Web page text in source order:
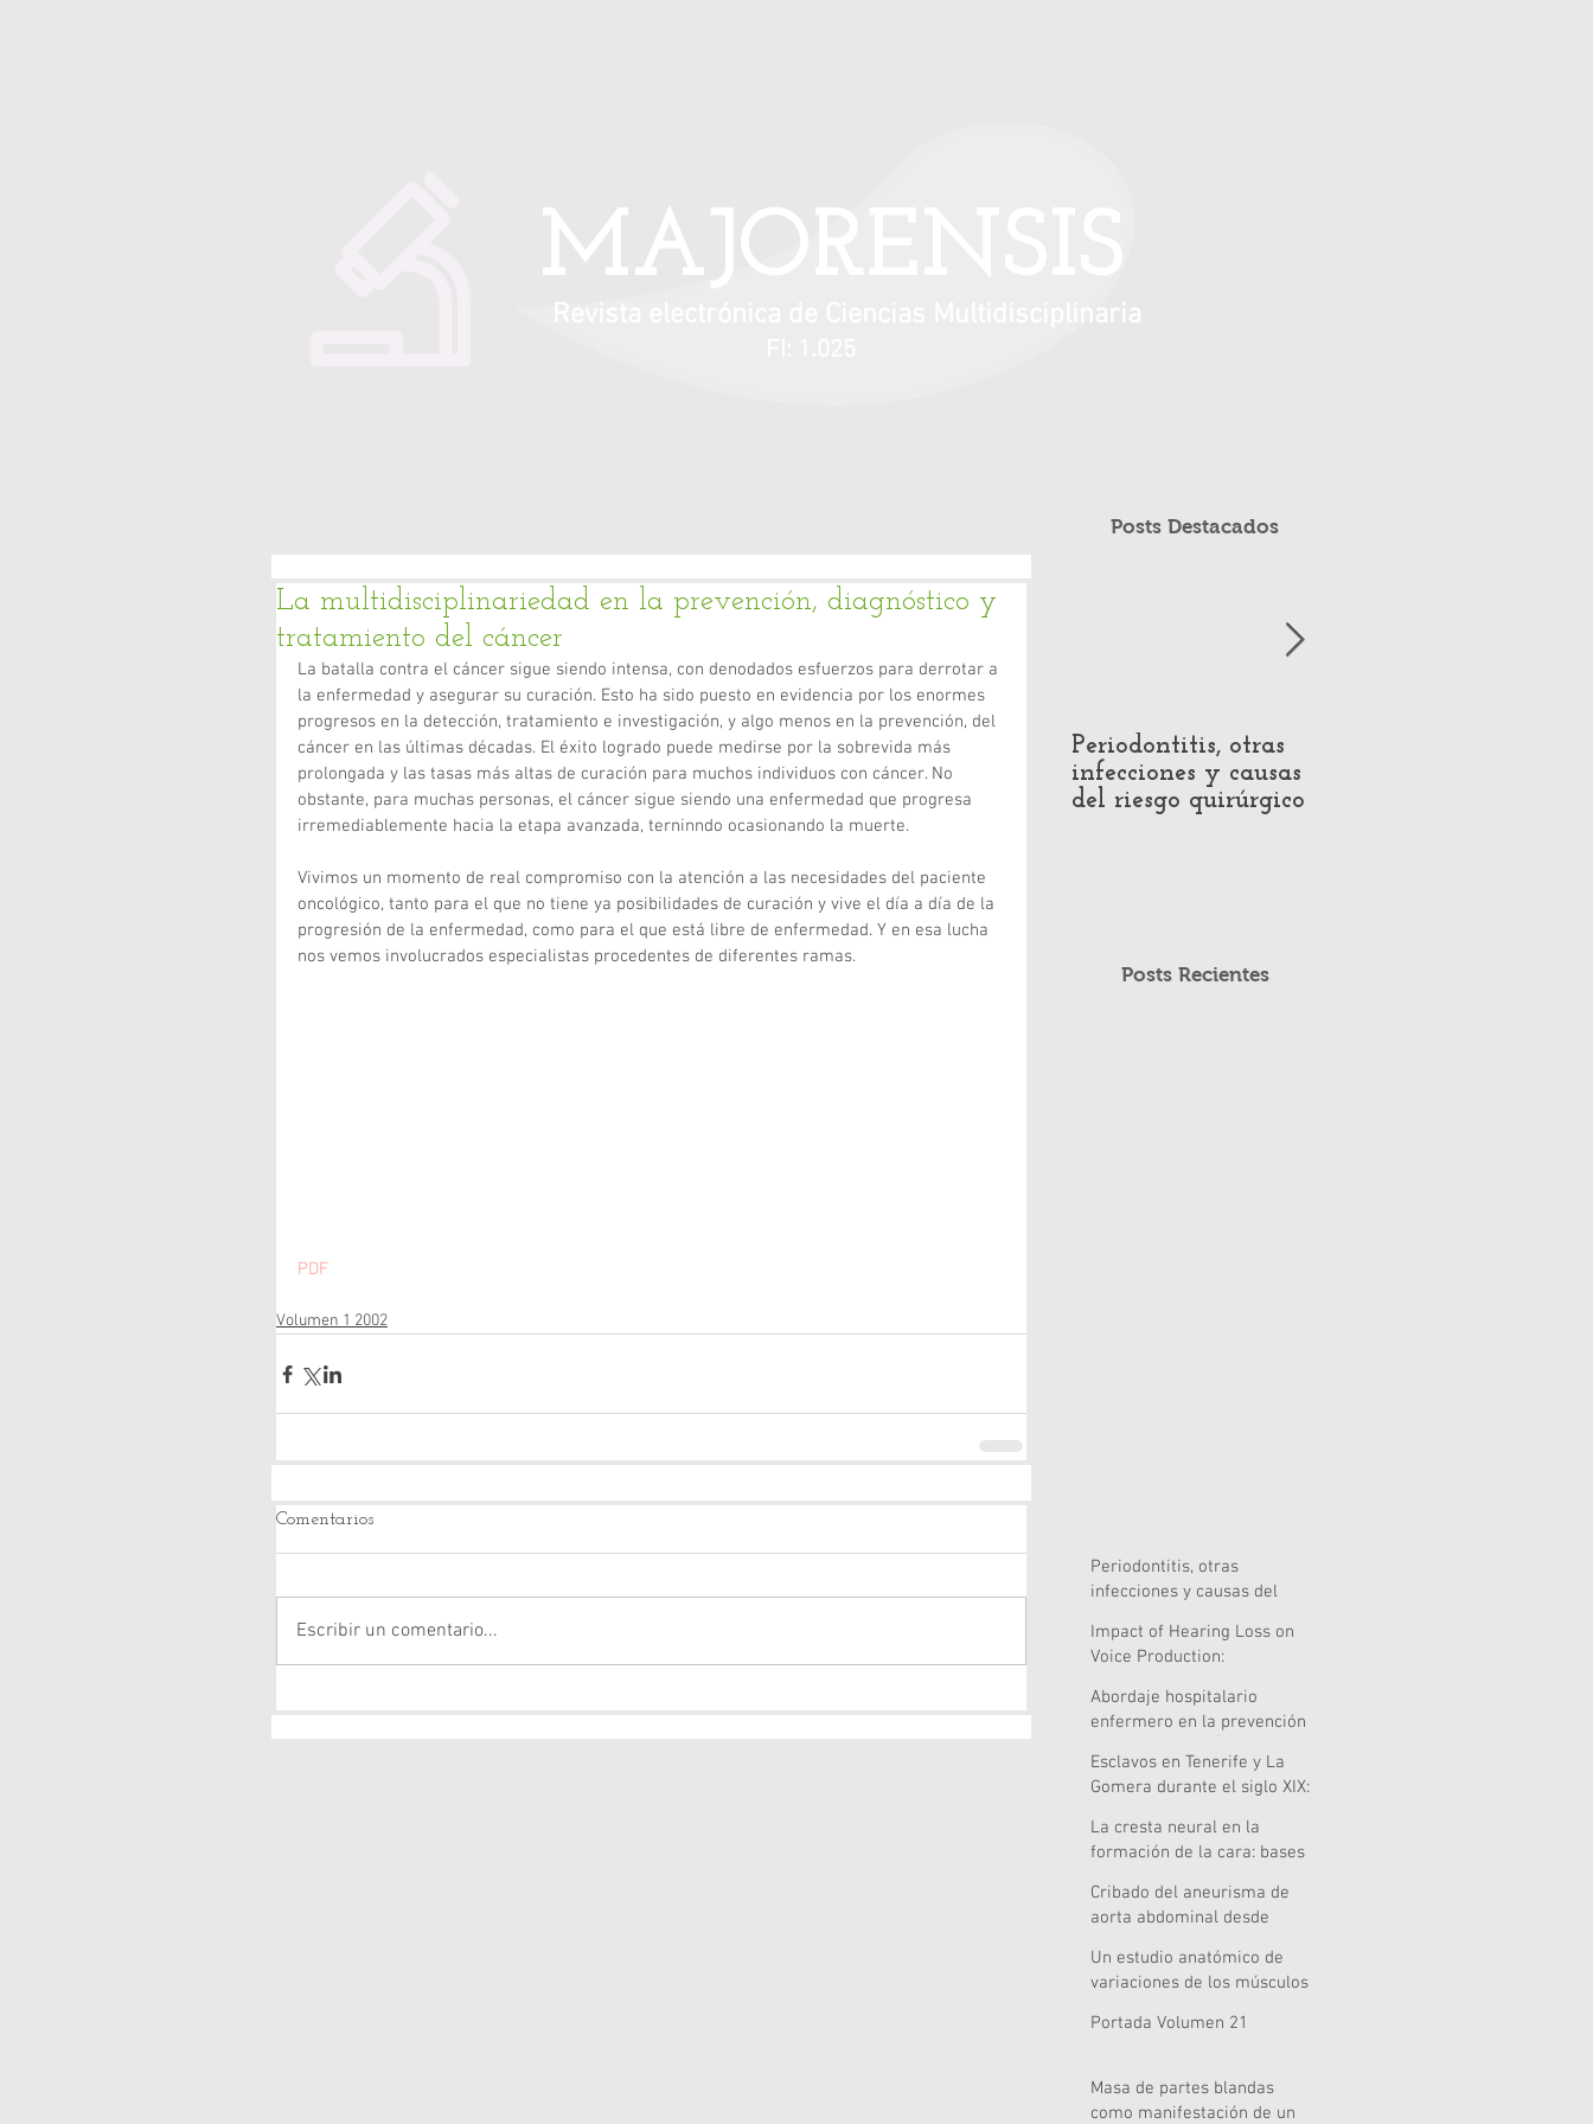
MAJORENSIS
Revista electrónica de Ciencias Multidisciplinaria
Posts Destacados
La multidisciplinariedad en la prevención, diagnóstico y
tratamiento del cáncer
La batalla contra el cáncer sigue siendo intensa, con denodados esfuerzos para derrotar a
la enfermedad y asegurar su curación. Esto ha sido puesto en evidencia por los enormes
progresos en la detección, tratamiento e investigación, y algo menos en la prevención, del
cáncer en las últimas décadas. El éxito logrado puede medirse por la sobrevida más
prolongada y las tasas más altas de curación para muchos individuos con cáncer. No
obstante, para muchas personas, el cáncer sigue siendo una enfermedad que progresa
irremediablemente hacia la etapa avanzada, terninndo ocasionando la muerte.
Vivimos un momento de real compromiso con la atención a las necesidades del paciente
oncológico, tanto para el que no tiene ya posibilidades de curación y vive el día a día de la
progresión de la enfermedad, como para el que está libre de enfermedad. Y en esa lucha
nos vemos involucrados especialistas procedentes de diferentes ramas.
PDF
Volumen 1 2002
Comentarios
Escribir un comentario...
Periodontitis, otras
infecciones y causas
del riesgo quirúrgico
Posts Recientes
Periodontitis, otras
infecciones y causas del
Impact of Hearing Loss on
Voice Production:
Acoustic and Perceptual
Evidence
Abordaje hospitalario
enfermero en la prevención
Salud de Lanzarote
Esclavos en Tenerife y La
Gomera durante el siglo XIX:
La cresta neural en la
formación de la cara: bases
clínica y nuevas
perspectivas celulares,
genómicas y metodológicas
Cribado del aneurisma de
aorta abdominal desde
pendiente
Un estudio anatómico de
variaciones de los músculos
Portada Volumen 21
Masa de partes blandas
como manifestación de un